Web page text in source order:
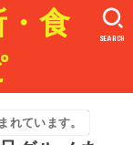
食
SEARCH
れています。